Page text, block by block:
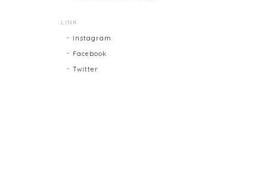
LINK
Instagram
Facebook
Twitter